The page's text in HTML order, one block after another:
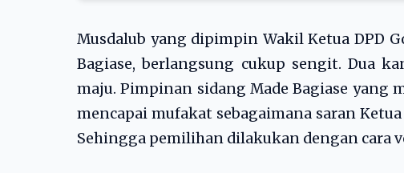
Musdalub yang dipimpin Wakil Ketua DPD
Bagiase, berlangsung cukup sengit. Dua
maju. Pimpinan sidang Made Bagiase yang
mencapai mufakat sebagaimana saran
Sehingga pemilihan dilakukan dengan cara